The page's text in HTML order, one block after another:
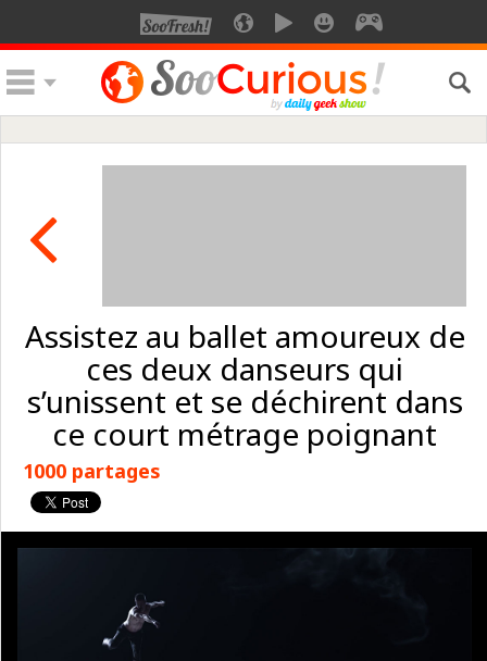
Assistez au ballet amoureux de
ces deux danseurs qui
s’unissent et se déchirent dans
ce court métrage poignant
1000 partages